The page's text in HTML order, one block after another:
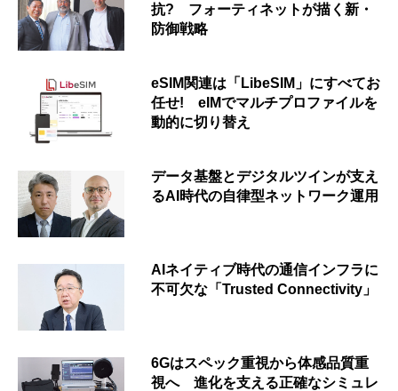
抗? フォーティネットが描く新・
防御戦略
eSIM関連は「LibeSIM」にすべてお
任せ! eIMでマルチプロファイルを
動的に切り替え
データ基盤とデジタルツインが支え
るAI時代の自律型ネットワーク運用
AIネイティブ時代の通信インフラに
不可欠な「Trusted Connectivity」
6Gはスペック重視から体感品質重
視へ 進化を支える正確なシミュレ